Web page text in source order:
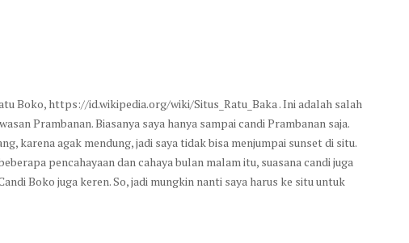
Boko, https://id.wikipedia.org/wiki/Situs_Ratu_Baka . Ini adalah salah
Prambanan. Biasanya saya hanya sampai candi Prambanan saja.
karena agak mendung, jadi saya tidak bisa menjumpai sunset di situ.
pencahayaan dan cahaya bulan malam itu, suasana candi juga
Boko juga keren. So, jadi mungkin nanti saya harus ke situ untuk